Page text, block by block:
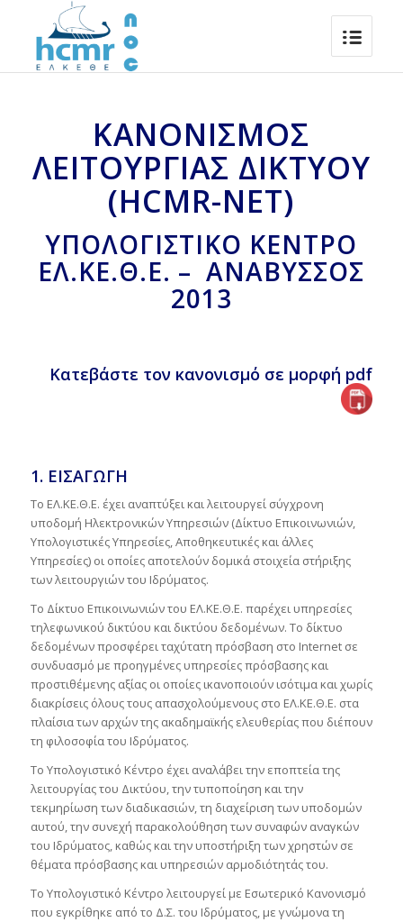
ΚΑΝΟΝΙΣΜΟΣ
ΛΕΙΤΟΥΡΓΙΑΣ ΔΙΚΤΥΟΥ
(HCMR-NET)
ΥΠΟΛΟΓΙΣΤΙΚΟ ΚΕΝΤΡΟ
ΕΛ.ΚΕ.Θ.Ε. – ΑΝΑΒΥΣΣΟΣ
2013
Κατεβάστε τον κανονισμό σε μορφή pdf
1. ΕΙΣΑΓΩΓΗ
Το ΕΛ.ΚΕ.Θ.Ε. έχει αναπτύξει και λειτουργεί σύγχρονη
υποδομή Ηλεκτρονικών Υπηρεσιών (Δίκτυο Επικοινωνιών,
Υπολογιστικές Υπηρεσίες, Αποθηκευτικές και άλλες
Υπηρεσίες) οι οποίες αποτελούν δομικά στοιχεία στήριξης
των λειτουργιών του Ιδρύματος.
Το Δίκτυο Επικοινωνιών του ΕΛ.ΚΕ.Θ.Ε. παρέχει υπηρεσίες
τηλεφωνικού δικτύου και δικτύου δεδομένων. Το δίκτυο
δεδομένων προσφέρει ταχύτατη πρόσβαση στο Internet σε
συνδυασμό με προηγμένες υπηρεσίες πρόσβασης και
προστιθέμενης αξίας οι οποίες ικανοποιούν ισότιμα και χωρίς
διακρίσεις όλους τους απασχολούμενους στο ΕΛ.ΚΕ.Θ.Ε. στα
πλαίσια των αρχών της ακαδημαϊκής ελευθερίας που διέπουν
τη φιλοσοφία του Ιδρύματος.
Το Υπολογιστικό Κέντρο έχει αναλάβει την εποπτεία της
λειτουργίας του Δικτύου, την τυποποίηση και την
τεκμηρίωση των διαδικασιών, τη διαχείριση των υποδομών
αυτού, την συνεχή παρακολούθηση των συναφών αναγκών
του Ιδρύματος, καθώς και την υποστήριξη των χρηστών σε
θέματα πρόσβασης και υπηρεσιών αρμοδιότητάς του.
Το Υπολογιστικό Κέντρο λειτουργεί με Εσωτερικό Κανονισμό
που εγκρίθηκε από το Δ.Σ. του Ιδρύματος, με γνώμονα τη